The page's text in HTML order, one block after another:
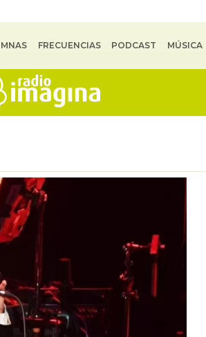
FRECUENCIAS PODCAST MÚSICA